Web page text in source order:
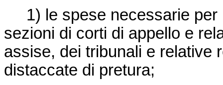
1) le spese necessarie per
sezioni di corti di appello e
assise, dei tribunali e relative
distaccate di pretura;